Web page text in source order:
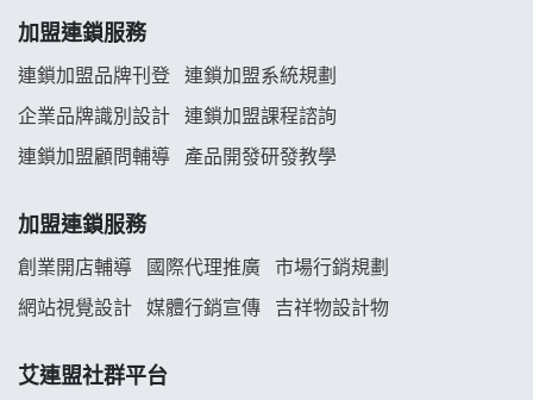
韓金量加盟說明會
義氣豐發雞加盟說明會
白鬍泡泡 BOHO POPO加盟說明會
雞咕雞咕加盟說明會
TEA TOP加盟說明會
加盟連鎖服務
連鎖加盟品牌刊登 連鎖加盟系統規劃
企業品牌識別設計 連鎖加盟課程諮詢
連鎖加盟顧問輔導 產品開發研發教學
加盟連鎖服務
創業開店輔導 國際代理推廣 市場行銷規劃
網站視覺設計 媒體行銷宣傳 吉祥物設計物
艾連盟社群平台